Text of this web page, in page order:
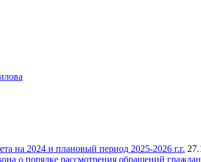
на 2024 и плановый период 2025-2026 г.г.
о порядке рассмотрения обращений